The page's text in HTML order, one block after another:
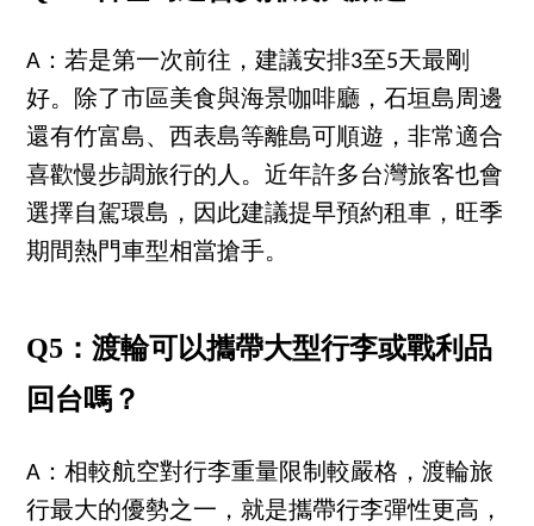
A：若是第一次前往，建議安排3至5天最剛
好。除了市區美食與海景咖啡廳，石垣島周邊
還有竹富島、西表島等離島可順遊，非常適合
喜歡慢步調旅行的人。近年許多台灣旅客也會
選擇自駕環島，因此建議提早預約租車，旺季
期間熱門車型相當搶手。
Q5：渡輪可以攜帶大型行李或戰利品
回台嗎？
A：相較航空對行李重量限制較嚴格，渡輪旅
行最大的優勢之一，就是攜帶行李彈性更高，